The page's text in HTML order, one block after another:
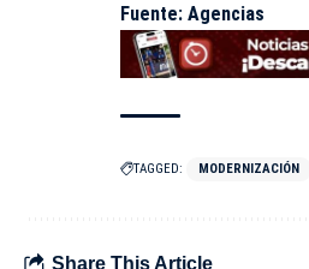
Fuente: Agencias
TAGGED: MODERNIZACIÓN
Share This Article